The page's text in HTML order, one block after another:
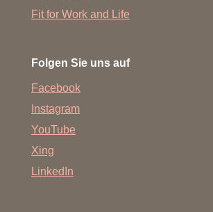
Fit for Work and Life
Folgen Sie uns auf
Facebook
Instagram
YouTube
Xing
LinkedIn